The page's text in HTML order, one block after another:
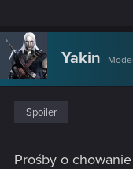
Yakin
Spoiler
Prośby o